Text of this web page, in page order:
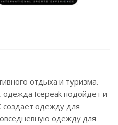
отдыха и туризма.
одежда Icepeak подойдёт и
создает одежду для
одежду для